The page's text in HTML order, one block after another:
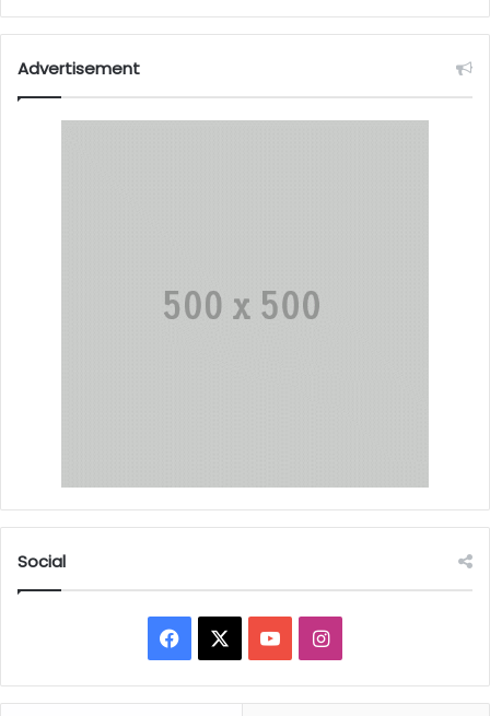
Advertisement
Social
Facebook YouTubeInstagram